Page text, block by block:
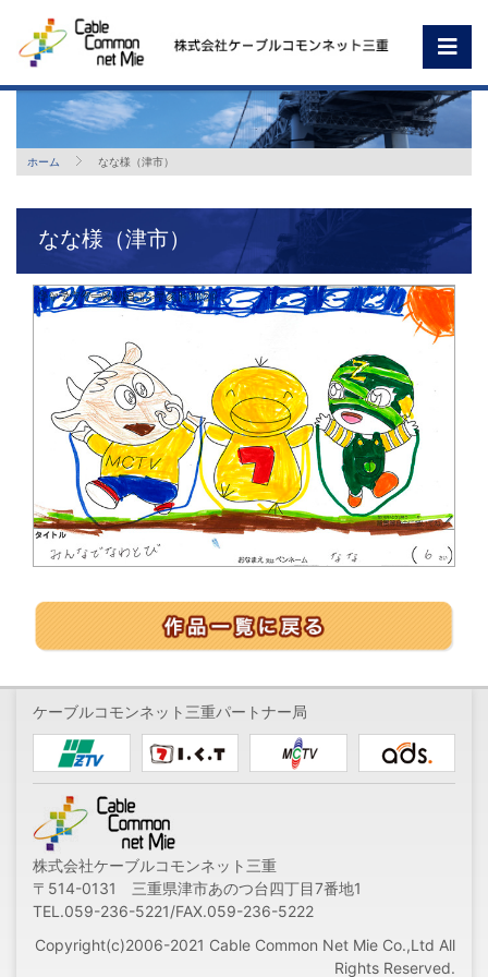
ホーム なな様（津市）
なな様（津市）
ケーブルコモンネット三重パートナー局
株式会社ケーブルコモンネット三重
〒514-0131 三重県津市あのつ台四丁目7番地1
TEL.059-236-5221/FAX.059-236-5222
Copyright(c)2006-2021 Cable Common Net Mie Co.,Ltd All
Rights Reserved.